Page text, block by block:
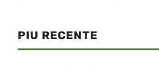
PIU RECENTE